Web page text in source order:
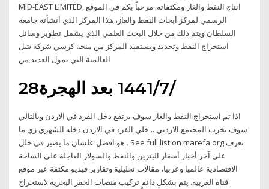
MID-EAST LIMITED, انتاج النفط والغاز ومكثفاته. مرحباً بكم في الموقع
الرسمي لمركز أبحاث النفط والغاز، هذا المركز الذي أنشأته جامعة
السلطان ويتم ذلك من خلال البحث العلمي الذي يشمل تطوير وسائل
استخراج النفط وتحديد ويستفيد المركز من منحة كرسي شركة شل
العالمية التي تمول العديد من
28‏‏/7‏‏/1441 بعد الهجرة
اذا تم استخراج النفط والغاز سوف يرتفع دخل الفرد في الاردن وبالتالي
سوف يخرب المجتمع الاردني .. خلي الفرد في الاردن دخله الشهري زي ما
هو افضل علشان ما يصير في خلل . See full list on marefa.org تعرف
على آخر أخبار أسعار البنزين والنفط والسولار العاجلة على الساحة
الاقتصادية عالميا وعربيا، مقالات تحليلية وتقارير فيديو مكثفة عبر موقع
قناة العربية. يتم بشكلٍ دائمٍ تركيب منصات الحفر البحرية لاستخراج